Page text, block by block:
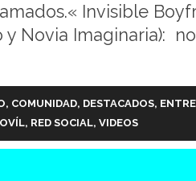
Invisible
y Novia Imaginaria):
, COMUNIDAD, DESTACADOS,
, RED SOCIAL, VIDEOS